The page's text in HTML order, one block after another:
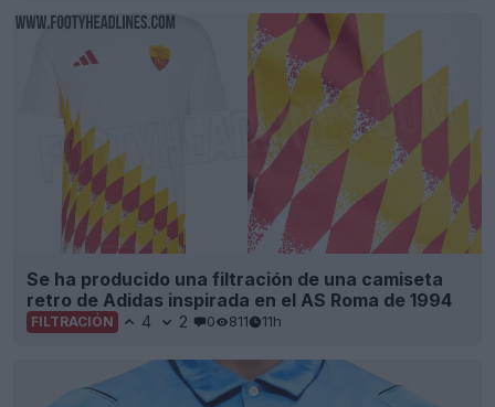
Se ha producido una filtración de una camiseta
retro de Adidas inspirada en el AS Roma de 1994
FILTRACIÓN 4 2 0 811 11h